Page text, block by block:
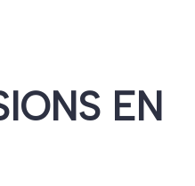
EN